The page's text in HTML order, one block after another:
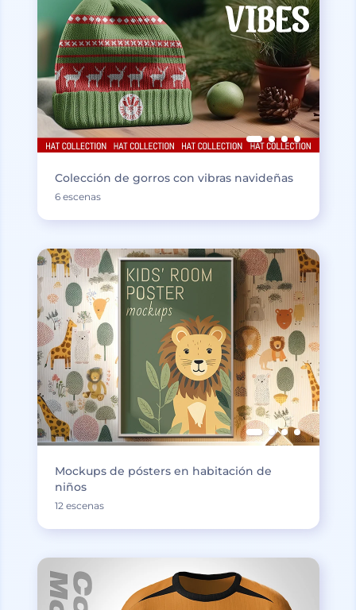
Colección de gorros con vibras navideñas
6 escenas
Mockups de pósters en habitación de
niños
12 escenas